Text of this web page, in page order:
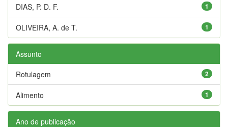
1
DIAS, P. D. F.
1
OLIVEIRA, A. de T.
Assunto
2
Rotulagem
1
Alimento
Ano de publicação